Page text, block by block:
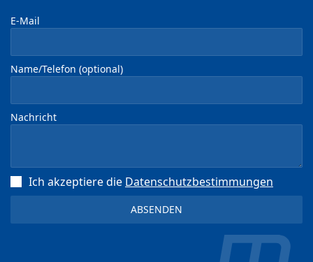
E-Mail
Name/Telefon (optional)
Nachricht
Ich akzeptiere die Datenschutz­bestimmungen